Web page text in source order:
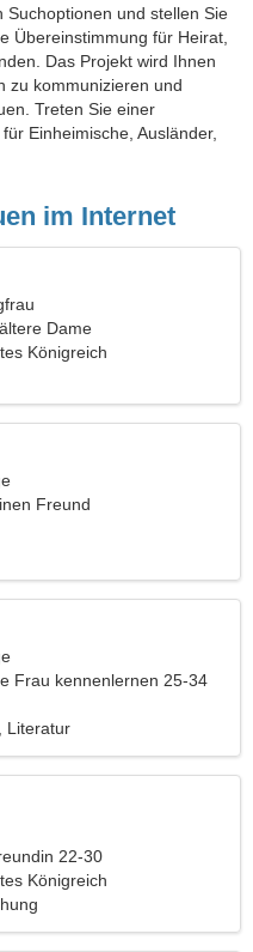
Suchoptionen und stellen Sie
Übereinstimmung für Heirat,
Das Projekt wird Ihnen
zu kommunizieren und
Treten Sie einer
Einheimische, Ausländer,
im Internet
Dame
Königreich
Freund
Frau kennenlernen 25-34
Literatur
22-30
Königreich